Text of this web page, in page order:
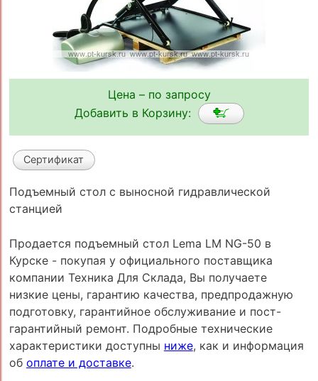
Цена – по запросу
Добавить в Корзину:
Сертификат
Подъемный стол с выносной гидравлической
станцией
Продается подъемный стол Lema LM NG-50 в
Курске - покупая у официального поставщика
компании Техника Для Склада, Вы получаете
низкие цены, гарантию качества, предпродажную
подготовку, гарантийное обслуживание и пост-
гарантийный ремонт. Подробные технические
характеристики доступны ниже, как и информация
об оплате и доставке.